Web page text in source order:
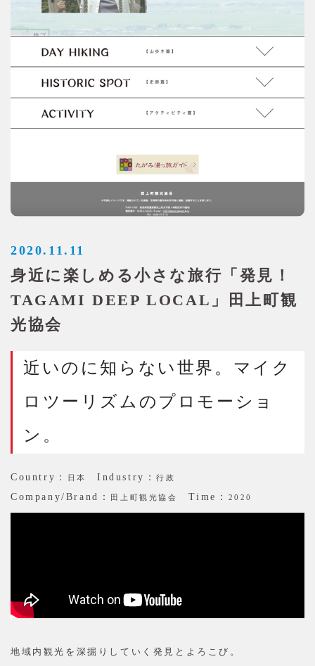
2020.11.11
身近に楽しめる小さな旅行「発見！
TAGAMI DEEP LOCAL」田上町観
光協会
近いのに知らない世界。マイク
ロツーリズムのプロモーショ
ン。
Country： 日本 Industry：行政
Company/Brand： 田上町観光協会 Time： 2020
地域内観光を深掘りしていく発見とよろこび。